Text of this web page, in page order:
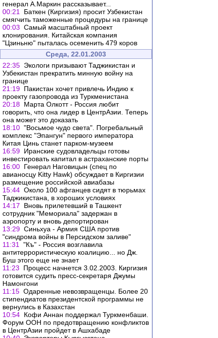
генерал А.Маркин рассказывает...
00:21
Баткен (Киргизия) просит Узбекистан
смягчить таможенные процедуры на границе
00:03 Самый масштабный проект
клонирования. Китайская компания
"Цзиньню" пыталась осеменить 479 коров
Среда, 22.01.2003
22:35 Экологи призывают Таджикистан и
Узбекистан прекратить минную войну на
границе
21:19 Пакистан хочет привлечь Индию к
проекту газопровода из Туркменистана
20:18 Марта Олкотт - Россия любит
говорить, что она лидер в ЦентрАзии. Теперь
она может это доказать
18:10 "Восьмое чудо света". Погребальный
комплекс "Эпангун" первого императора
Китая Цинь станет парком-музеем
16:59 Иранские судовладельцы готовы
инвестировать капитал в астраханские порты
16:00 Генерал Наговицын (спец по
авианосцу Kitty Hawk) обсуждает в Киргизии
размещение российской авиабазы
15:44 Около 100 афганцев сидят в тюрьмах
Таджикистана, в хороших условиях
14:17
Вновь прилетевший в Ташкент
сотрудник "Мемориала" задержан в
аэропорту и вновь депортирован
13:29 Синьхуа - Армия США против
"синдрома войны в Персидском заливе"
11:31
"Къ" - Россия возглавила
антитеррористическую коалицию... но Дж.
Буш этого еще не знает
11:23
Процесс начнется 3.02.2003. Киргизия
готовится судить пресс-секретаря Джумы
Намонгони
11:15 Одаренные невозвращенцы. Более 20
стипендиатов президентской программы не
вернулись в Казахстан
10:54 Кофи Аннан поддержал Туркменбаши.
Форум ООН по предотвращению конфликтов
в ЦентрАзии пройдет в Ашхабаде